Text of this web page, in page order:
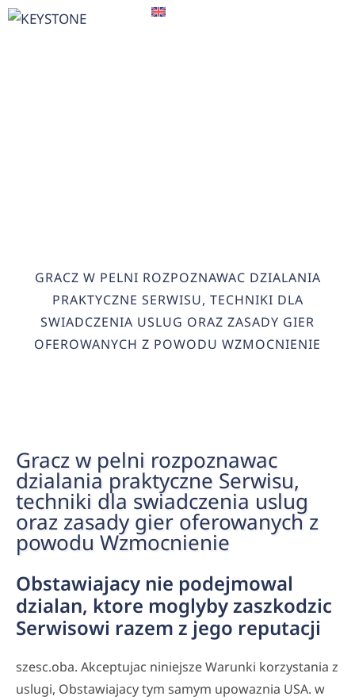
GRACZ W PELNI ROZPOZNAWAC DZIALANIA
PRAKTYCZNE SERWISU, TECHNIKI DLA
SWIADCZENIA USLUG ORAZ ZASADY GIER
OFEROWANYCH Z POWODU WZMOCNIENIE
Gracz w pelni rozpoznawac
dzialania praktyczne Serwisu,
techniki dla swiadczenia uslug
oraz zasady gier oferowanych z
powodu Wzmocnienie
Obstawiajacy nie podejmowal
dzialan, ktore moglyby zaszkodzic
Serwisowi razem z jego reputacji
szesc.oba. Akceptujac niniejsze Warunki korzystania z
uslugi, Obstawiajacy tym samym upowaznia USA. w